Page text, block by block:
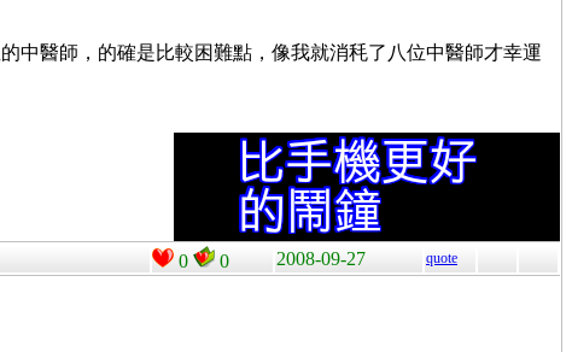
中醫師，的確是比較困難點，像我就消秏了八位中醫師才幸運
0 0 2008-09-27 quote